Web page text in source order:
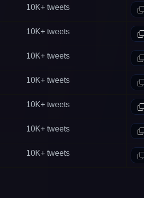
10K+ tweets
10K+ tweets
10K+ tweets
10K+ tweets
10K+ tweets
10K+ tweets
10K+ tweets